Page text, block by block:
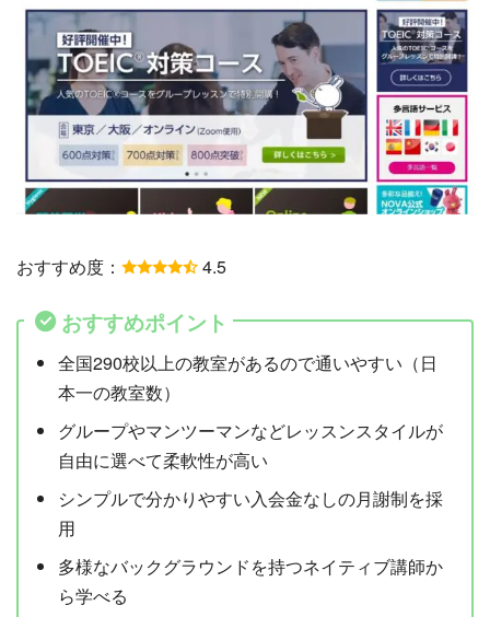
おすすめ度： 4.5
おすすめポイント
全国290校以上の教室があるので通いやすい（日
本一の教室数）
グループやマンツーマンなどレッスンスタイルが
自由に選べて柔軟性が高い
シンプルで分かりやすい入会金なしの月謝制を採
用
多様なバックグラウンドを持つネイティブ講師か
ら学べる